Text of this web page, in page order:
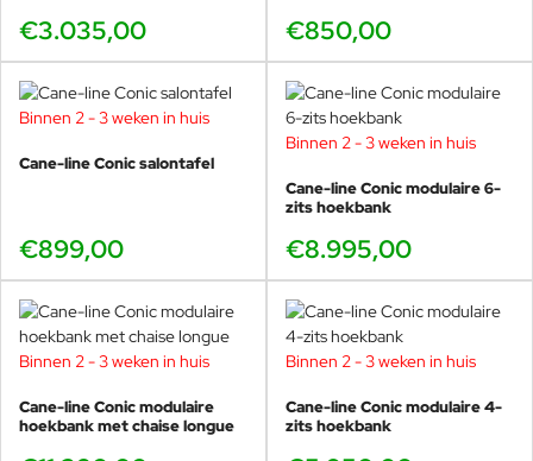
€3.035,00 €850,00
Binnen 2 - 3 weken in huis
Cane-line Conic salontafel
€899,00
Binnen 2 - 3 weken in huis
Cane-line Conic modulaire 6-
zits hoekbank
€8.995,00
Binnen 2 - 3 weken in huis
Cane-line Conic modulaire
hoekbank met chaise longue
Binnen 2 - 3 weken in huis
Cane-line Conic modulaire 4-
zits hoekbank